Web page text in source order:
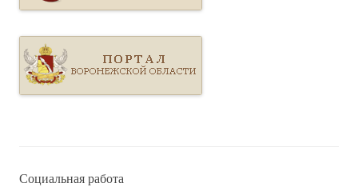
Социальная работа